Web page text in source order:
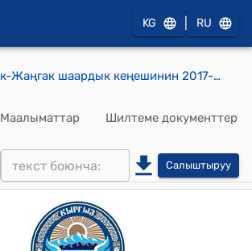
KG RU
Көк-Жаңгак шаардык кеңешинин 2017-жылдын 2-февралындагы № 33/2 "Көк-Жаңгак шаардын мэри Ж.Юсуповдун 2016- жылы аткарган иштери жөнүндө" токтому
Маалыматтар Шилтеме документтер
Салыштыруу